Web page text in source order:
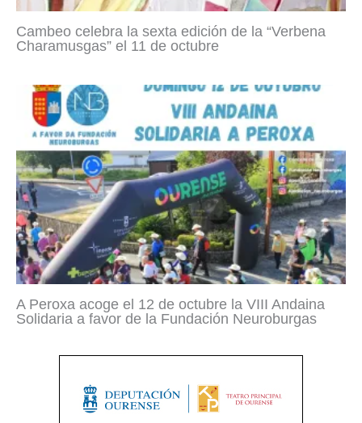
Cambeo celebra la sexta edición de la “Verbena
Charamusgas” el 11 de octubre
A Peroxa acoge el 12 de octubre la VIII Andaina
Solidaria a favor de la Fundación Neuroburgas